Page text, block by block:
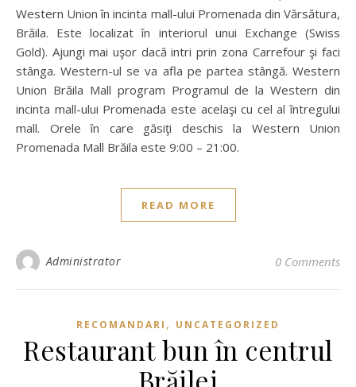
Western Union în incinta mall-ului Promenada din Vărsătura,
Brăila. Este localizat în interiorul unui Exchange (Swiss
Gold). Ajungi mai uşor dacă intri prin zona Carrefour şi faci
stânga. Western-ul se va afla pe partea stângă. Western
Union Brăila Mall program Programul de la Western din
incinta mall-ului Promenada este acelaşi cu cel al întregului
mall. Orele în care găsiţi deschis la Western Union
Promenada Mall Brăila este 9:00 – 21:00.
READ MORE
Administrator 0 Comments
RECOMANDARI , UNCATEGORIZED
Restaurant bun în centrul
Brăilei